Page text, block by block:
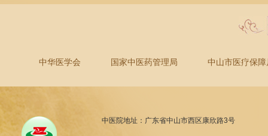
中华医学会 国家中医药管理局 中山市医疗保障
中医院地址：广东省中山市西区康欣路3号